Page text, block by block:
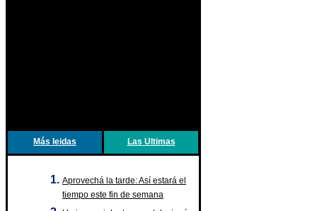
Más leidas Las Ultimas
Aprovechá la tarde: Así estará el
tiempo este fin de semana